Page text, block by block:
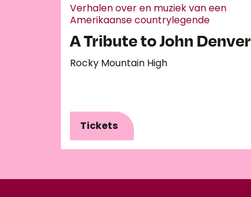
A Tribute to John Denver
Rocky Mountain High
Verhalen over en muziek van een
Amerikaanse countrylegende
Tickets